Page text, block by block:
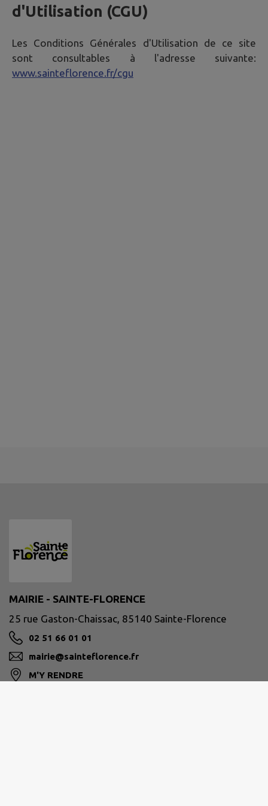
d'Utilisation (CGU)
Les Conditions Générales d'Utilisation de ce site
sont consultables à l'adresse suivante:
www.sainteflorence.fr/cgu
MAIRIE - SAINTE-FLORENCE
25 rue Gaston-Chaissac, 85140 Sainte-Florence
02 51 66 01 01
mairie@sainteflorence.fr
M'Y RENDRE